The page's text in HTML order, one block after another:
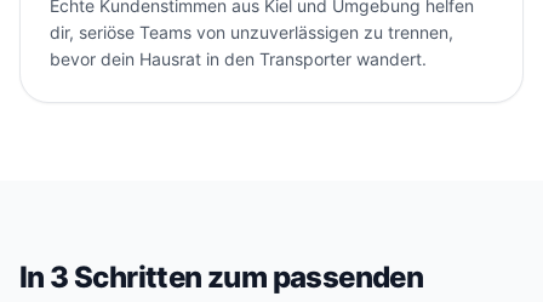
Echte Kundenstimmen aus Kiel und Umgebung helfen
dir, seriöse Teams von unzuverlässigen zu trennen,
bevor dein Hausrat in den Transporter wandert.
In 3 Schritten zum passenden